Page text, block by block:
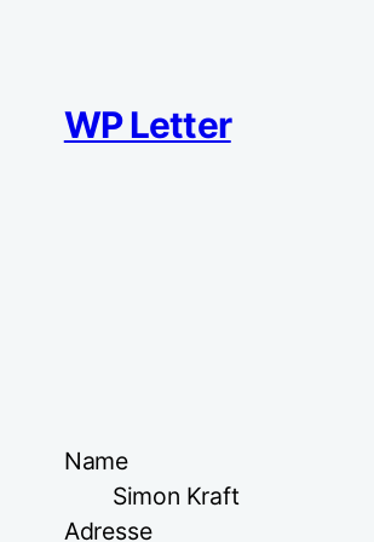
WP Letter
Name
Simon Kraft
Adresse